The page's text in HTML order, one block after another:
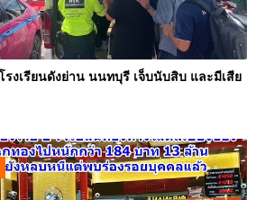
รงเรียนดังย่าน นนทบุรี เจ็บนับสิบ และมีเสีย